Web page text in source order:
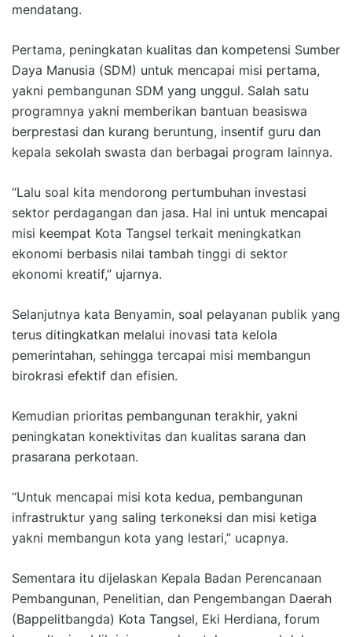
mendatang.
Pertama, peningkatan kualitas dan kompetensi Sumber
Daya Manusia (SDM) untuk mencapai misi pertama,
yakni pembangunan SDM yang unggul. Salah satu
programnya yakni memberikan bantuan beasiswa
berprestasi dan kurang beruntung, insentif guru dan
kepala sekolah swasta dan berbagai program lainnya.
“Lalu soal kita mendorong pertumbuhan investasi
sektor perdagangan dan jasa. Hal ini untuk mencapai
misi keempat Kota Tangsel terkait meningkatkan
ekonomi berbasis nilai tambah tinggi di sektor
ekonomi kreatif,” ujarnya.
Selanjutnya kata Benyamin, soal pelayanan publik yang
terus ditingkatkan melalui inovasi tata kelola
pemerintahan, sehingga tercapai misi membangun
birokrasi efektif dan efisien.
Kemudian prioritas pembangunan terakhir, yakni
peningkatan konektivitas dan kualitas sarana dan
prasarana perkotaan.
“Untuk mencapai misi kota kedua, pembangunan
infrastruktur yang saling terkoneksi dan misi ketiga
yakni membangun kota yang lestari,” ucapnya.
Sementara itu dijelaskan Kepala Badan Perencanaan
Pembangunan, Penelitian, dan Pengembangan Daerah
(Bappelitbangda) Kota Tangsel, Eki Herdiana, forum